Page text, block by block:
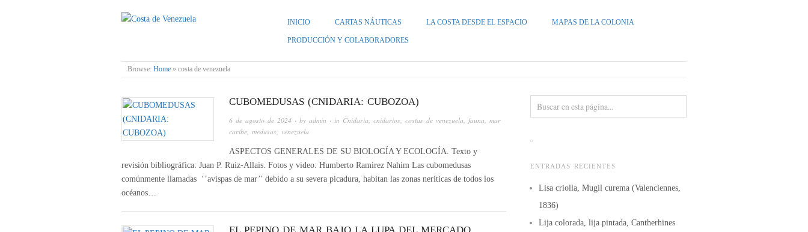
COSTA DE VENEZUELA
INICIO CARTAS NÁUTICAS LA COSTA DESDE EL ESPACIO MAPAS DE LA COLONIA
PRODUCCIÓN Y COLABORADORES
Browse: Home » costa de venezuela
CUBOMEDUSAS (CNIDARIA: CUBOZOA)
6 de agosto de 2024 · by admin · in Cnidaria, cnidarios, costas de venezuela, fauna, mar
caribe, medusas, venezuela
ASPECTOS GENERALES DE SU BIOLOGÍA Y ECOLOGÍA. Texto y
revisión bibliográfica: Juan P. Ruiz-Allais. Fotos y video: Humberto Ramirez Nahim Las cubomedusas
comúnmente llamadas ‘’avispas de mar’’ debido a su severa picadura, habitan las zonas neríticas de todos los
océanos…
EL PEPINO DE MAR BAJO LA LUPA DEL MERCADO
ENTRADAS RECIENTES
Lisa criolla, Mugil curema (Valenciennes,
1836)
Lija colorada, lija pintada, Cantherhines